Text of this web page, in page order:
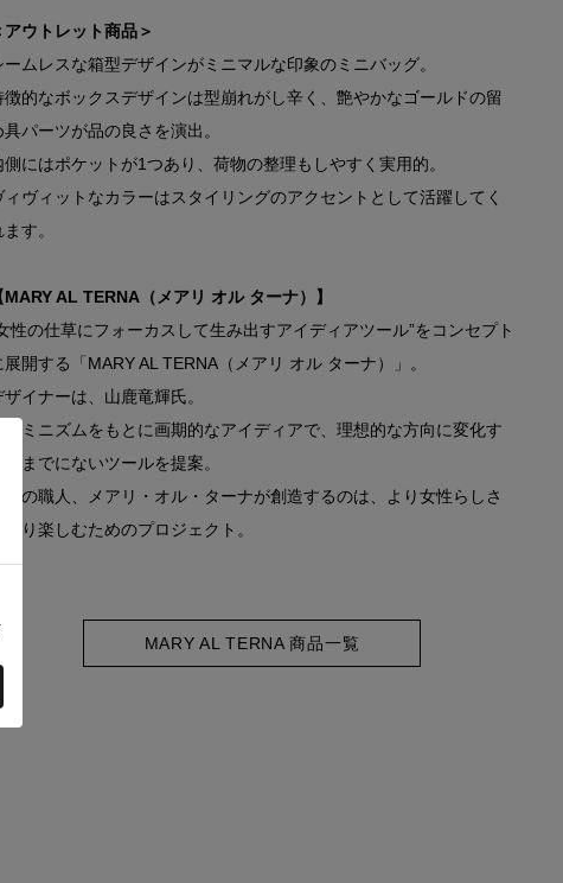
アウトレット商品＞
ームレスな箱型デザインがミニマルな印象のミニバッグ。
徴的なボックスデザインは型崩れがし辛く、艶やかなゴールドの留
具パーツが品の良さを演出。
側にはポケットが1つあり、荷物の整理もしやすく実用的。
ィヴィットなカラーはスタイリングのアクセントとして活躍してく
ます。
MARY AL TERNA（メアリ オル ターナ）】
性の仕草にフォーカスして生み出すアイディアツール”をコンセプト
展開する「MARY AL TERNA（メアリ オル ターナ）」。
ザイナーは、山鹿竜輝氏。
ェミニズムをもとに画期的なアイディアで、理想的な方向に変化す
今までにないツールを提案。
空の職人、メアリ・オル・ターナが創造するのは、より女性らしさ
より楽しむためのプロジェクト。
MARY AL TERNA 商品一覧